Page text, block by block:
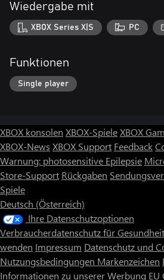
Wiedergabe mit
XBOX Series X|S PC
Funktionen
Single player
XBOX konsolen XBOX-SpieleXBOX
XBOX-News XBOX Support Feedback
Warnung: photosensitive Epilepsie
Store-Support Rückgaben
Spiele
Deutsch (Österreich)
Ihre Datenschutzoptionen
Verbraucherdatenschutz für
wenden Impressum Datenschutz und
Nutzungsbedingungen Markenzeichen
Informationen zu unserer Werbung EU